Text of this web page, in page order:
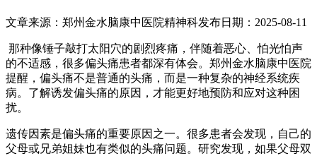
文章来源：郑州金水脑康中医院精神科发布日期：2025-08-11
那种像锤子敲打太阳穴的剧烈疼痛，伴随着恶心、怕光怕声
的不适感，很多偏头痛患者都深有体会。郑州金水脑康中医院
提醒，偏头痛不是普通的头痛，而是一种复杂的神经系统疾
病。了解诱发偏头痛的原因，才能更好地预防和应对这种困
扰。
遗传因素是偏头痛的重要原因之一。很多患者会发现，自己的
父母或兄弟姐妹也有类似的头痛问题。研究发现，如果父母双